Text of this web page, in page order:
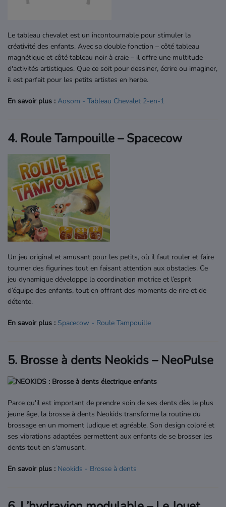
Le tableau chevalet est un incontournable pour stimuler la
créativité des enfants. Avec sa double fonction – côté tableau
magnétique et côté tableau noir à craie – il offre une multitude
d'activités artistiques. Que ce soit pour dessiner, écrire ou imaginer,
il est parfait pour les petits artistes en herbe.
En savoir plus : Aosom - Tableau Chevalet 2-en-1
4. Roule Tampouille – Spacecow
Un jeu original et amusant pour les petits, où il faut rouler et faire
tourner des figurines tout en faisant attention aux obstacles. Ce
jeu dynamique développe la coordination motrice et l’esprit
d’équipe des enfants, tout en offrant des moments de rire et de
détente.
En savoir plus : Spacecow - Roule Tampouille
5. Brosse à dents Neokids – NeoPulse
Parce qu'il est important de prendre soin de ses dents dès le plus
jeune âge, la brosse à dents Neokids transforme la routine du
brossage en un moment ludique et agréable. Son design coloré et
ses vibrations adaptées permettent aux enfants de se brosser les
dents tout en s'amusant.
En savoir plus : Neokids - Brosse à dents